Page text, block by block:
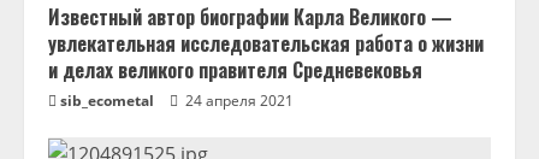
Известный автор биографии Карла Великого —
увлекательная исследовательская работа о жизни
и делах великого правителя Средневековья
sib_ecometal 24 апреля 2021